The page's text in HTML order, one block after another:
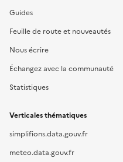
Guides
Feuille de route et nouveautés
Nous écrire
Échangez avec la communauté
Statistiques
Verticales thématiques
simplifions.data.gouv.fr
meteo.data.gouv.fr